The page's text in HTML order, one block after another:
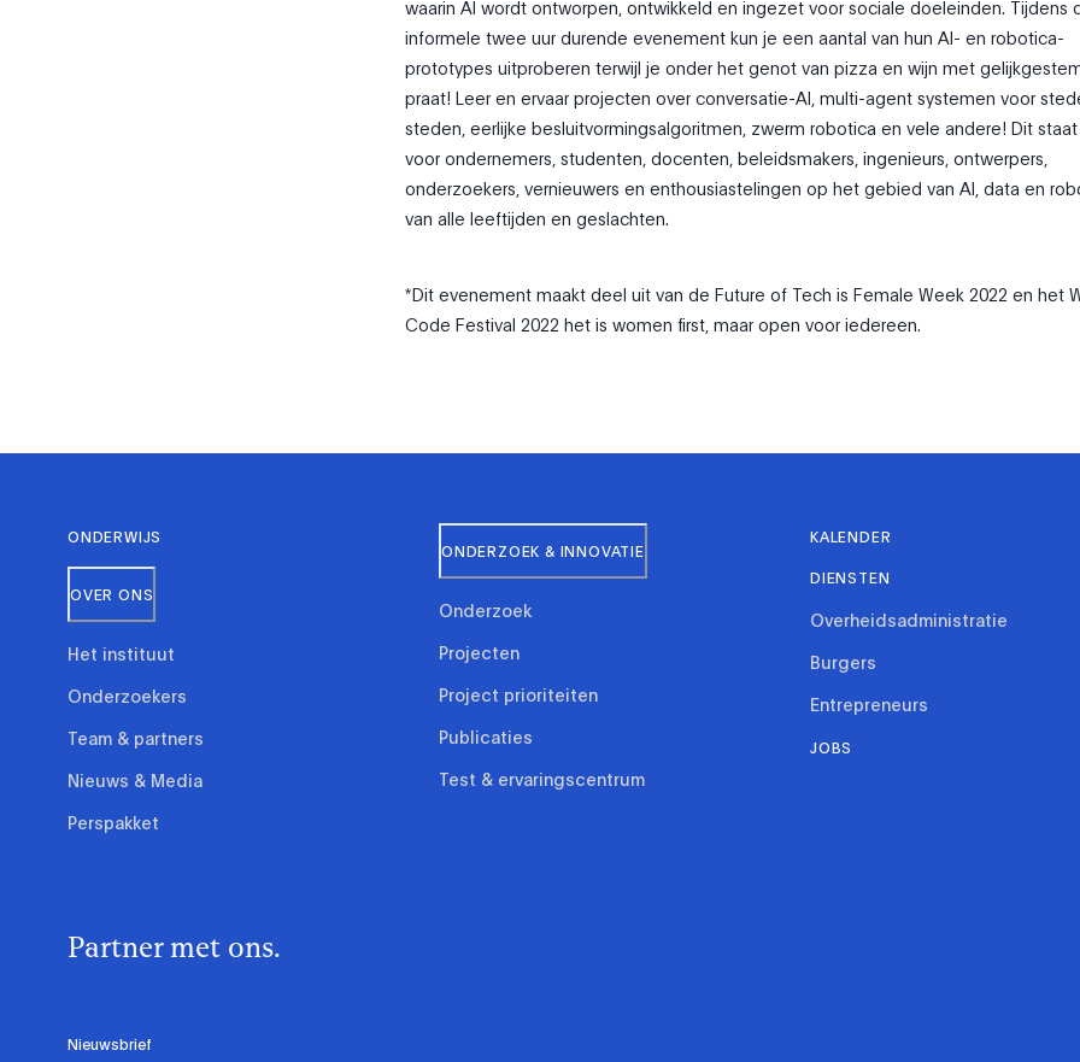
waarin AI wordt ontworpen, ontwikkeld en ingezet voor sociale doeleinden. Tijdens
informele twee uur durende evenement kun je een aantal van hun AI- en robotica-
prototypes uitproberen terwijl je onder het genot van pizza en wijn met
praat! Leer en ervaar projecten over conversatie-AI, multi-agent systemen voor
steden, eerlijke besluitvormingsalgoritmen, zwerm robotica en vele andere! Dit
voor ondernemers, studenten, docenten, beleidsmakers, ingenieurs, ontwerpers,
onderzoekers, vernieuwers en enthousiastelingen op het gebied van AI, data en
van alle leeftijden en geslachten.
*Dit evenement maakt deel uit van de Future of Tech is Female Week 2022 en het
Code Festival 2022 het is women first, maar open voor iedereen.
Partner met ons.
Nieuwsbrief
ONDERWIJS
OVER ONS
Het instituut
Onderzoekers
Team & partners
Nieuws & Media
Perspakket
ONDERZOEK & INNOVATIE
Onderzoek
Projecten
Project prioriteiten
Publicaties
Test & ervaringscentrum
KALENDER
DIENSTEN
Overheidsadministratie
Burgers
Entrepreneurs
JOBS